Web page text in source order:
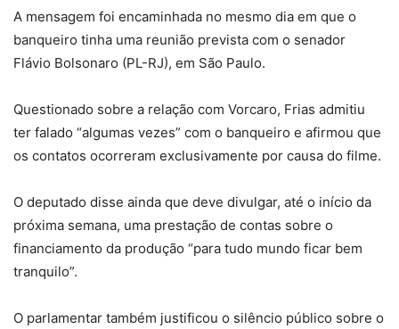
A mensagem foi encaminhada no mesmo dia em que o
banqueiro tinha uma reunião prevista com o senador
Flávio Bolsonaro (PL-RJ), em São Paulo.
Questionado sobre a relação com Vorcaro, Frias admitiu
ter falado “algumas vezes” com o banqueiro e afirmou que
os contatos ocorreram exclusivamente por causa do filme.
O deputado disse ainda que deve divulgar, até o início da
próxima semana, uma prestação de contas sobre o
financiamento da produção “para tudo mundo ficar bem
tranquilo”.
O parlamentar também justificou o silêncio público sobre o